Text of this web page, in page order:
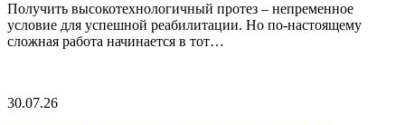
Получить высокотехнологичный протез – непременное
условие для успешной реабилитации. Но по-настоящему
сложная работа начинается в тот…
30.07.26